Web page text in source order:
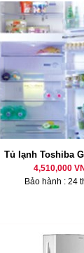
Tủ lạnh Toshiba
4,510,000
Bảo hành : 24